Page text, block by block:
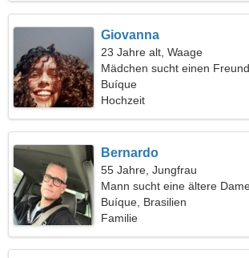
Giovanna
23 Jahre alt, Waage
Mädchen sucht einen Freund
Buíque
Hochzeit
Bernardo
55 Jahre, Jungfrau
Mann sucht eine ältere
Buíque, Brasilien
Familie